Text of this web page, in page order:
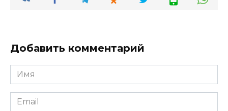
Добавить комментарий
Имя
*
Email